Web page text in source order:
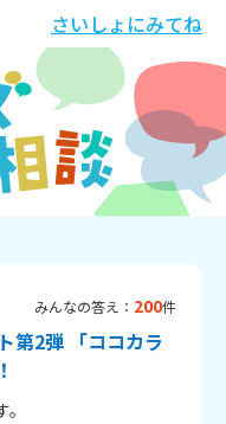
さいしょにみてね
みんなの答え： 200件
第2弾 「ココカラ